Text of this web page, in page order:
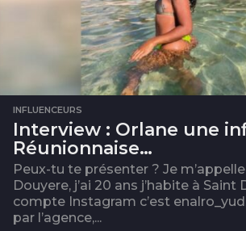
INFLUENCEURS
Interview : Orlane une
Réunionnaise…
Peux-tu te présenter ? Je
Douyere, j’ai 20 ans j’habite à Saint
compte Instagram c’est
par l’agence,...